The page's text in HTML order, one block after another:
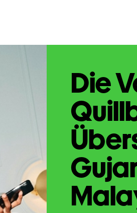
Die